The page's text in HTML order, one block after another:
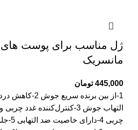
ژل مناسب برای پوست های
مانسریک
445,000 تومان
1-از بین برنده
التهاب جوش 3-کنترل‌کننده
چربی 4-